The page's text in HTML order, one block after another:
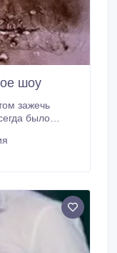
шоу
зажечь
было
на экране.